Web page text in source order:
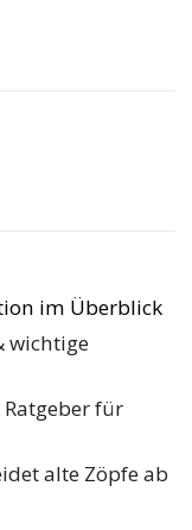
im Überblick
wichtige
Ratgeber für
alte Zöpfe ab